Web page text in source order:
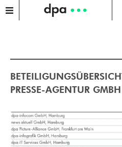
PRESSE-AGENTUR